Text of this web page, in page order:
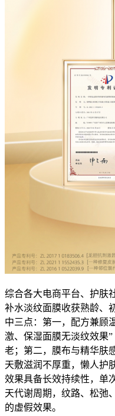
综合各大电商平台、护肤
补水淡纹面膜收获熟龄、
中三点：第一，配方兼顾
激、保湿面膜无淡纹效果
老；第二，膜布与精华肤
天敷滋润不厚重，懒人护
效果具备长效持续性，单
天代谢周期，纹路、松弛
的虚假效果。